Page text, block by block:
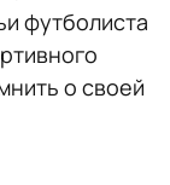
футболиста
о своей